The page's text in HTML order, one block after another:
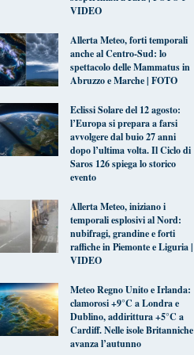
VIDEO
Allerta Meteo, forti temporali
anche al Centro-Sud: lo
spettacolo delle Mammatus in
Abruzzo e Marche | FOTO
Eclissi Solare del 12 agosto:
l’Europa si prepara a farsi
avvolgere dal buio 27 anni
dopo l’ultima volta. Il Ciclo di
Saros 126 spiega lo storico
evento
Allerta Meteo, iniziano i
temporali esplosivi al Nord:
nubifragi, grandine e forti
raffiche in Piemonte e Liguria |
VIDEO
Meteo Regno Unito e Irlanda:
clamorosi +9°C a Londra e
Dublino, addirittura +5°C a
Cardiff. Nelle isole Britanniche
avanza l’autunno